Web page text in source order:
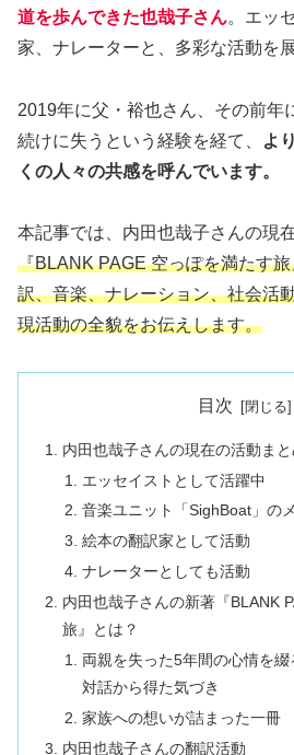
道を歩んできた也哉子さん。エッ
家、ナレーターと、多彩な活動を
2019年に父・裕也さん、その前年
続けに失うという経験を経て、
よ
くの人々の共感を呼んでいます。
本記事では、内田也哉子さんの現
『BLANK PAGE 空っぽを満たす
訳、音楽、ナレーション、社会活
現活動の全貌をお伝えします。
目次
内田也哉子さんの現在の活動まと
エッセイストとして活躍中
音楽ユニット「SighBoat」の
絵本の翻訳家として活動
ナレーターとしても活動
内田也哉子さんの新著『BLANK
旅』とは？
両親を失った5年間の心情を
対話から得た気づき
家族への想いが詰まった一冊
内田也哉子さんの翻訳活動